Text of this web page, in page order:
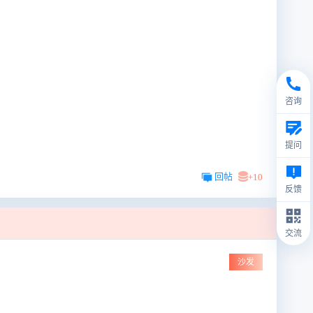
回帖 +10
沙发
咨询
提问
反馈
交流